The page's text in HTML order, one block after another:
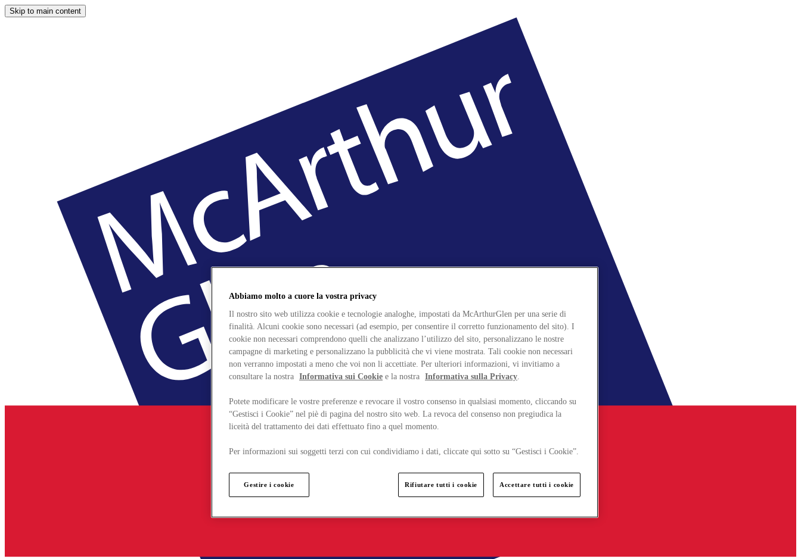
Skip to main content
Abbiamo molto a cuore la vostra privacy
Il nostro sito web utilizza cookie e tecnologie analoghe, impostati da McArthurGlen per una serie di
finalità. Alcuni cookie sono necessari (ad esempio, per consentire il corretto funzionamento del sito). I
cookie non necessari comprendono quelli che analizzano l’utilizzo del sito, personalizzano le nostre
campagne di marketing e personalizzano la pubblicità che vi viene mostrata. Tali cookie non necessari
non verranno impostati a meno che voi non li accettiate. Per ulteriori informazioni, vi invitiamo a
consultare la nostra Informativa sui Cookie e la nostra Informativa sulla Privacy.
Potete modificare le vostre preferenze e revocare il vostro consenso in qualsiasi momento, cliccando su
“Gestisci i Cookie” nel piè di pagina del nostro sito web. La revoca del consenso non pregiudica la
liceità del trattamento dei dati effettuato fino a quel momento.
Per informazioni sui soggetti terzi con cui condividiamo i dati, cliccate qui sotto su “Gestisci i Cookie”.
Gestire i cookie Rifiutare tutti i cookie Accettare tutti i cookie